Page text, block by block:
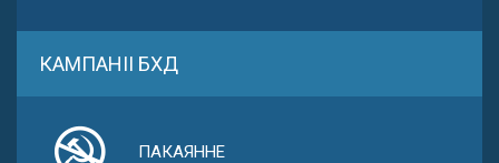
КАМПАНІІ БХД
ПАКАЯННЕ